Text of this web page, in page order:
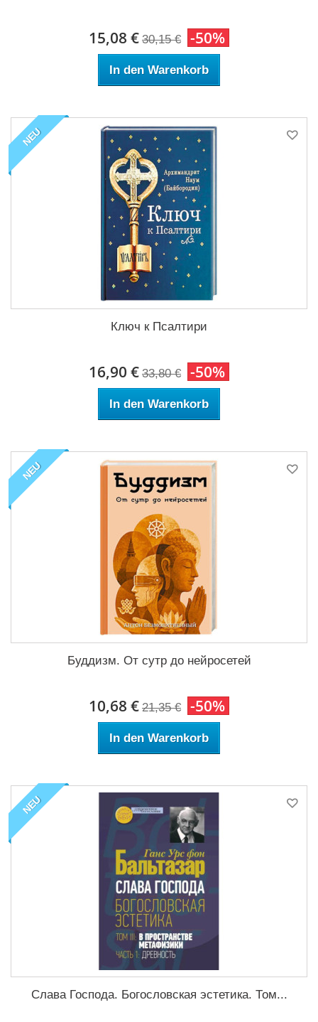
15,08 € 30,15 € -50%
In den Warenkorb
NEU
Ключ к Псалтири
16,90 € 33,80 € -50%
In den Warenkorb
NEU
Буддизм. От сутр до нейросетей
10,68 € 21,35 € -50%
In den Warenkorb
NEU
Слава Господа. Богословская эстетика. Том...